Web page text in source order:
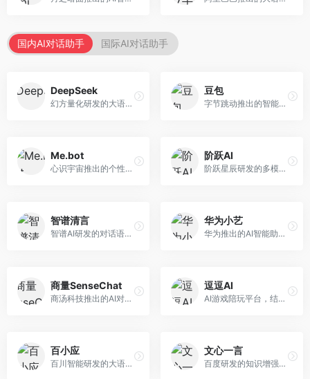
国内AI对话助手 国际AI对话助手
DeepSeek
幻方量化研发的大语言模型平台，专注于深度推理和代码生成能力。面向开发者、研究人员和技术爱好者，提供强大的逻辑推理和数学计算功能，开源生态完善，API接口友好。
豆包
字节跳动推出的智能对话助手平台，提供文本创作、知识问答、英语学习等多种AI服务。面向普通用户和内容创作者，支持多轮对话和文件解析，免费使用，响应速度快，中文理解能力强。
Me.bot
心识宇宙推出的个性化AI伴侣，专注于情感交互和个人助理服务。面向个人用户，支持日程管理、情感陪伴、知识问答等功能，交互体验人性化。
阶跃AI
阶跃星辰研发的多模态大模型平台，支持文本、图像、视频的综合理解与生成。面向创作者和企业客户，提供内容创作、智能分析等服务，多模态能力突出。
智谱清言
智谱AI研发的对话语言模型，支持中英双语交互。面向中文用户和开发者，提供知识问答、代码编写、文档解读等服务，开源生态完善，学术研究背景深厚。
华为小艺
华为推出的AI智能助手网页端，深度整合鸿蒙生态和华为云服务。面向华为设备用户，支持语音交互、智能问答、设备控制等功能，与华为硬件生态无缝衔接。
商量SenseChat
商汤科技推出的AI对话平台，结合计算机视觉和自然语言处理技术。面向企业用户和开发者，支持多模态交互，视觉理解能力强，适合智能客服和内容创作场景。
逗逗AI
AI游戏陪玩平台，结合游戏理解和自然语言交互技术。面向游戏玩家，提供游戏攻略、陪玩互动、社交聊天等服务，游戏知识丰富，互动体验有趣。
百小应
百川智能研发的大语言模型助手，专注于中文理解和生成。面向中文用户，提供知识问答、文本创作、代码辅助等服务，模型参数规模大，中文表达流畅自然。
文心一言
百度研发的知识增强大语言模型，深度融合百度知识图谱和搜索能力。面向中文用户，提供知识问答、文本创作、逻辑推理等服务，中文语境理解准确，知识覆盖面广。